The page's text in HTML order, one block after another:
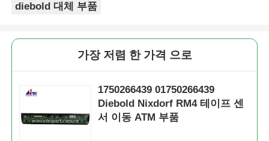
diebold 대체 부품
가장 저렴 한 가격 으로
1750266439 01750266439
Diebold Nixdorf RM4 테이프 센
서 이동 ATM 부품